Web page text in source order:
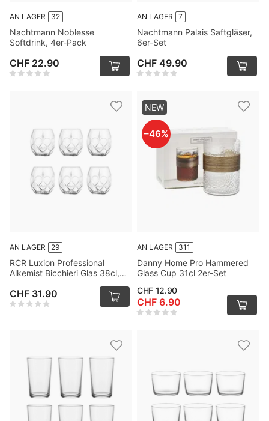
AN LAGER 32
Nachtmann Noblesse
Softdrink, 4er-Pack
CHF 22.90
AN LAGER 7
Nachtmann Palais Saftgläser,
6er-Set
CHF 49.90
AN LAGER 29
RCR Luxion Professional
Alkemist Bicchieri Glas 38cl,
CHF 31.90
AN LAGER 311
Danny Home Pro Hammered
Glass Cup 31cl 2er-Set
NEW
–46%
CHF 12.90
CHF 6.90